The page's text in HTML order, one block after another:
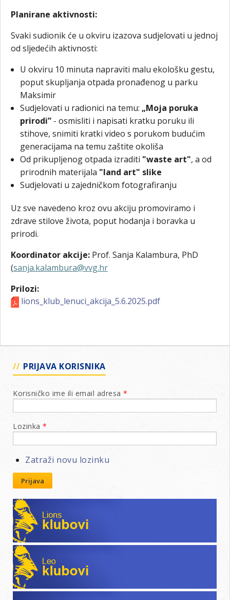
Planirane aktivnosti:
Svaki sudionik će u okviru izazova sudjelovati u jednoj
od sljedećih aktivnosti:
U okviru 10 minuta napraviti malu ekološku gestu,
poput skupljanja otpada pronađenog u parku
Maksimir
Sudjelovati u radionici na temu: „Moja poruka
prirodi” - osmisliti i napisati kratku poruku ili
stihove, snimiti kratki video s porukom budućim
generacijama na temu zaštite okoliša
Od prikupljenog otpada izraditi "waste art", a od
prirodnih materijala "land art" slike
Sudjelovati u zajedničkom fotografiranju
Uz sve navedeno kroz ovu akciju promoviramo i
zdrave stilove života, poput hodanja i boravka u
prirodi.
Koordinator akcije: Prof. Sanja Kalambura, PhD
(sanja.kalambura@vvg.hr
Prilozi:
lions_klub_lenuci_akcija_5.6.2025.pdf
PRIJAVA KORISNIKA
Korisničko ime ili email adresa *
Lozinka *
Zatraži novu lozinku
Prijava
Lions klubovi
Leo klubovi